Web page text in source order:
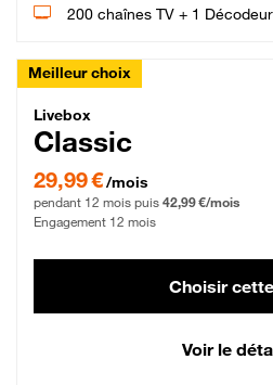
200 chaînes TV + 1
Meilleur choix
Livebox Classic
Livebox
Classic
29,99 €/mois
pendant 12 mois puis 42,99 €/mois
Engagement 12 mois
Choisir
Voir le